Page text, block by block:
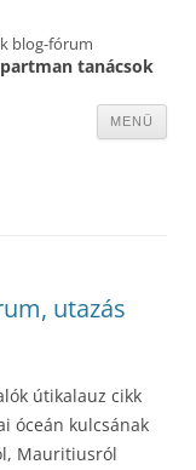
blog-fórum
tanácsok
MENÜ
utazás
útikalauz cikk
óceán kulcsának
Mauritiusról